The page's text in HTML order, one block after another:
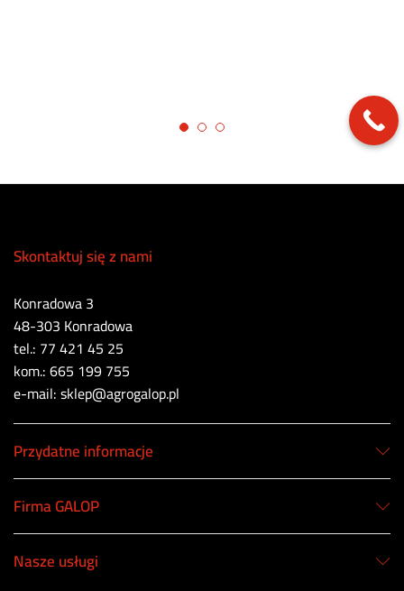
Skontaktuj się z nami
Konradowa 3
48-303 Konradowa
tel.: 77 421 45 25
kom.: 665 199 755
e-mail: sklep@agrogalop.pl
Przydatne informacje
Firma GALOP
Nasze usługi